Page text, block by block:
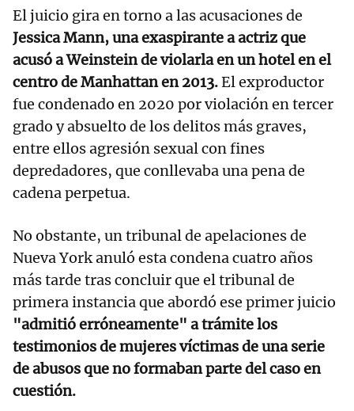
El juicio gira en torno a las acusaciones de
Jessica Mann, una exaspirante a actriz que
acusó a Weinstein de violarla en un hotel en el
centro de Manhattan en 2013.El exproductor
fue condenado en 2020 por violación en tercer
grado y absuelto de los delitos más graves,
entre ellos agresión sexual con fines
depredadores, que conllevaba una pena de
cadena perpetua.
No obstante, un tribunal de apelaciones de
Nueva York anuló esta condena cuatro años
más tarde tras concluir que el tribunal de
primera instancia que abordó ese primer juicio
"admitió erróneamente" a trámite los
testimonios de mujeres víctimas de una serie
de abusos que no formaban parte del caso en
cuestión.